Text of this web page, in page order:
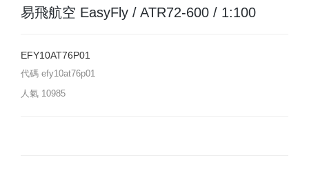
易飛航空 EasyFly / ATR72-600 / 1:100
EFY10AT76P01
代碼 efy10at76p01
人氣 10985